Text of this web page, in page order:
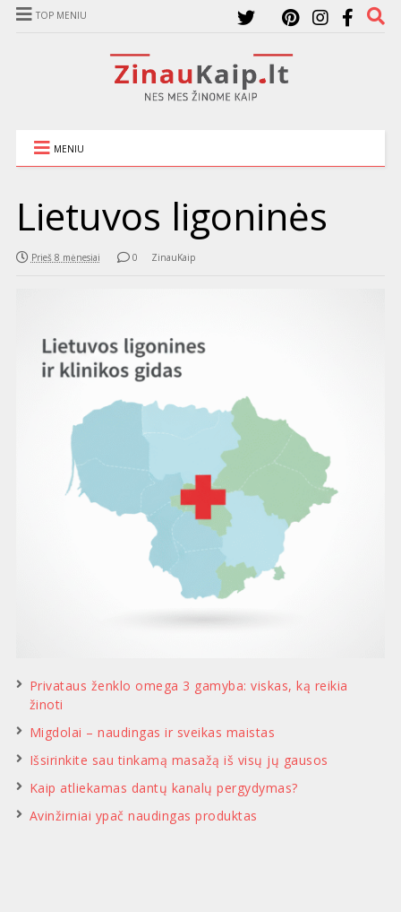
TOP MENIU
MENIU
Lietuvos ligoninės
Prieš 8 mėnesiai 0 ZinauKaip
Privataus ženklo omega 3 gamyba: viskas, ką reikia
žinoti
Migdolai – naudingas ir sveikas maistas
Išsirinkite sau tinkamą masažą iš visų jų gausos
Kaip atliekamas dantų kanalų pergydymas?
Avinžirniai ypač naudingas produktas